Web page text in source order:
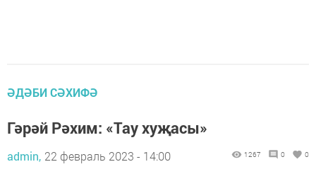
ӘДӘБИ СӘХИФӘ
Гәрәй Рәхим: «Тау хуҗасы»
admin, 22 февраль 2023 - 14:00 1267 0 0